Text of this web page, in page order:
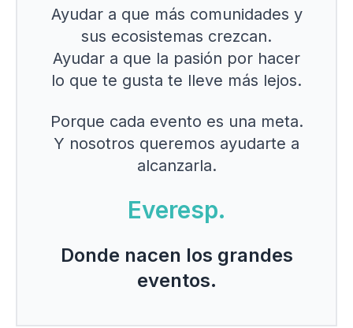
Ayudar a que más comunidades y
sus ecosistemas crezcan.
Ayudar a que la pasión por hacer
lo que te gusta te lleve más lejos.
Porque cada evento es una meta.
Y nosotros queremos ayudarte a
alcanzarla.
Everesp.
Donde nacen los grandes
eventos.